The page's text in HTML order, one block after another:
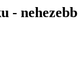
- nehezebb